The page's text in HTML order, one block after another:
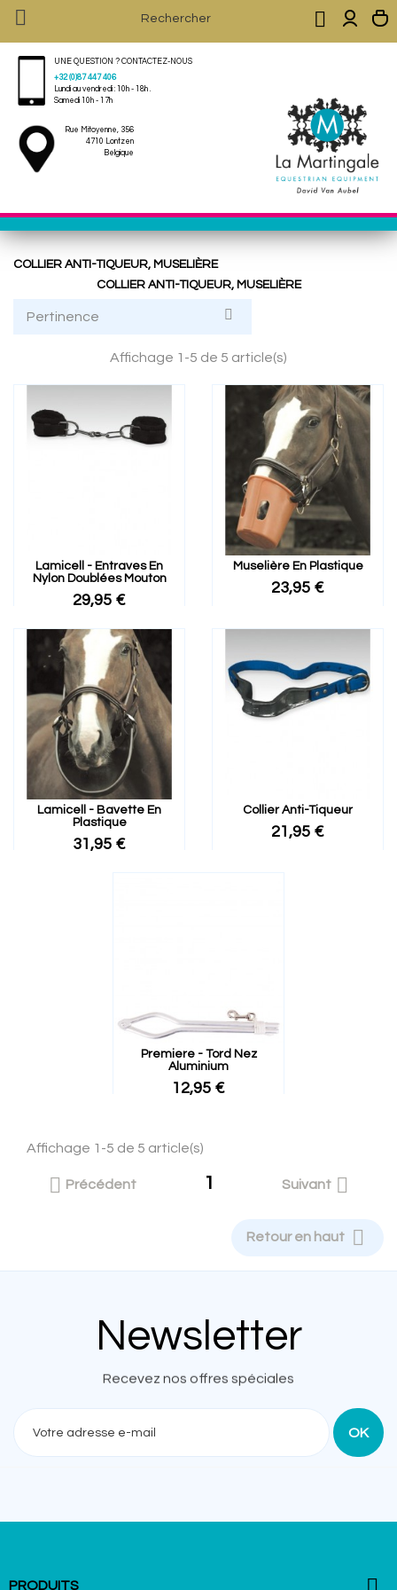
 
UNE QUESTION ? CONTACTEZ-NOUS
+32 (0)87 447 406
Lundi au vendredi : 10h - 18h .
Samedi 10h - 17h
Rue Mitoyenne, 356
4710 Lontzen
Belgique
COLLIER ANTI-TIQUEUR, MUSELIÈRE
COLLIER ANTI-TIQUEUR, MUSELIÈRE
Pertinence 
Affichage 1-5 de 5 article(s)
Lamicell - Entraves En
Nylon Doublées Mouton
29,95 €
Muselière En Plastique
23,95 €
Lamicell - Bavette En
Plastique
31,95 €
Collier Anti-Tiqueur
21,95 €
Premiere - Tord Nez
Aluminium
12,95 €
Affichage 1-5 de 5 article(s)
 Précédent 1 Suivant 
Retour en haut 
Newsletter
Recevez nos offres spéciales
PRODUITS